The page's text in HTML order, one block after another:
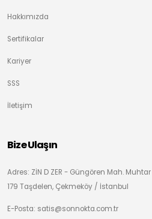
Hakkımızda
Sertifikalar
Kariyer
SSS
İletişim
Bize Ulaşın
Adres: ZİN D ZER - Güngören Mah.
179 Taşdelen, Çekmeköy / İstanbul
E-Posta: satis@sonnokta.com.tr